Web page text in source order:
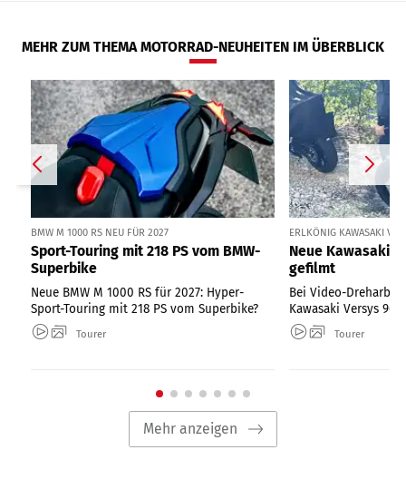
MEHR ZUM THEMA MOTORRAD-NEUHEITEN IM ÜBERBLICK
BMW M 1000 RS NEU FÜR 2027
Sport-Touring mit 218 PS vom BMW-
Superbike
Neue BMW M 1000 RS für 2027: Hyper-
Sport-Touring mit 218 PS vom Superbike?
Tourer
ERLKÖNIG KAWASAKI
Neue Kawasaki
gefilmt
Bei Video-
Kawasaki Versys
Tourer
Mehr anzeigen